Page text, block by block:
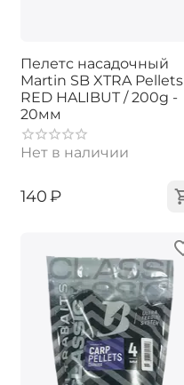
Пелетс насадочный
Martin SB XTRA Pellets
RED HALIBUT / 200g -
20мм
Нет в наличии
‍140‍ ₽